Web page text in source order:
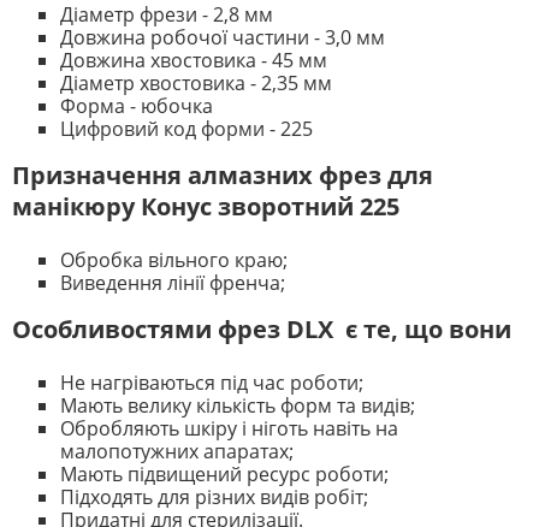
Діаметр фрези - 2,8 мм
Довжина робочої частини - 3,0 мм
Довжина хвостовика - 45 мм
Діаметр хвостовика - 2,35 мм
Форма - юбочка
Цифровий код форми - 225
Призначення алмазних фрез для
манікюру Конус зворотний 225
Обробка вільного краю;
Виведення лінії френча;
Особливостями фрез DLX є те, що вони
Не нагріваються під час роботи;
Мають велику кількість форм та видів;
Обробляють шкіру і ніготь навіть на
малопотужних апаратах;
Мають підвищений ресурс роботи;
Підходять для різних видів робіт;
Придатні для стерилізації.